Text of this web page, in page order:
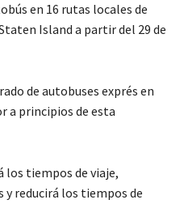
en 16 rutas locales de
Island a partir del 29 de
de autobuses exprés en
a principios de esta
los tiempos de viaje,
reducirá los tiempos de